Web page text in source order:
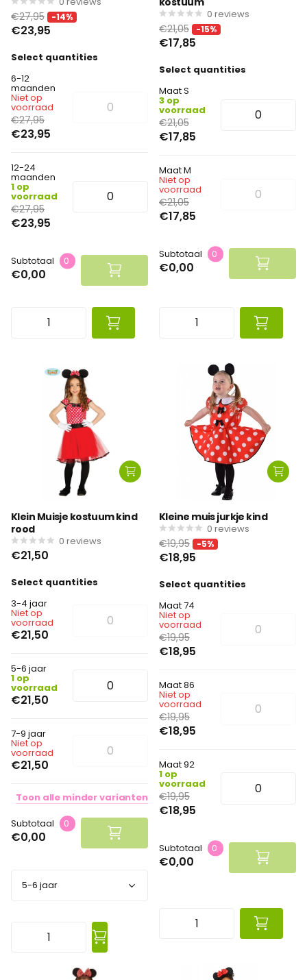
€27,95 -14%
€23,95
Select quantities
6-12
maanden
Niet op
voorraad
€27,95
€23,95
12-24
maanden
1 op
voorraad
€27,95
€23,95
Subtotaal 0
€0,00
0 reviews
€21,05 -15%
€17,85
Select quantities
Maat S
3 op
voorraad
€21,05
€17,85
Maat M
Niet op
voorraad
€21,05
€17,85
Subtotaal 0
€0,00
Klein Muisje kostuum kind
rood
0 reviews
€21,50
Select quantities
3-4 jaar
Niet op
voorraad
€21,50
5-6 jaar
1 op
voorraad
€21,50
7-9 jaar
Niet op
voorraad
€21,50
Toon alle mindervarianten
Subtotaal
0
€0,00
Kleine muis jurkje kind
0 reviews
€19,95 -5%
€18,95
Select quantities
Maat 74
Niet op
voorraad
€19,95
€18,95
Maat 86
Niet op
voorraad
€19,95
€18,95
Maat 92
1 op
voorraad
€19,95
€18,95
Subtotaal 0
€0,00